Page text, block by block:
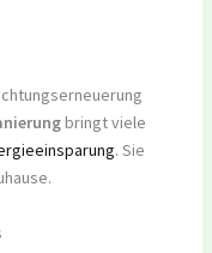
bringt viele
. Sie